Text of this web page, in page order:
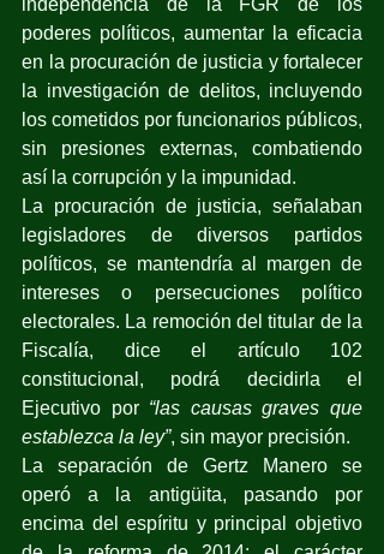
independencia de la FGR de los
poderes políticos, aumentar la eficacia
en la procuración de justicia y fortalecer
la investigación de delitos, incluyendo
los cometidos por funcionarios públicos,
sin presiones externas, combatiendo
así la corrupción y la impunidad.
La procuración de justicia, señalaban
legisladores de diversos partidos
políticos, se mantendría al margen de
intereses o persecuciones político
electorales. La remoción del titular de la
Fiscalía, dice el artículo 102
constitucional, podrá decidirla el
Ejecutivo por “las causas graves que
establezca la ley”, sin mayor precisión.
La separación de Gertz Manero se
operó a la antigüita, pasando por
encima del espíritu y principal objetivo